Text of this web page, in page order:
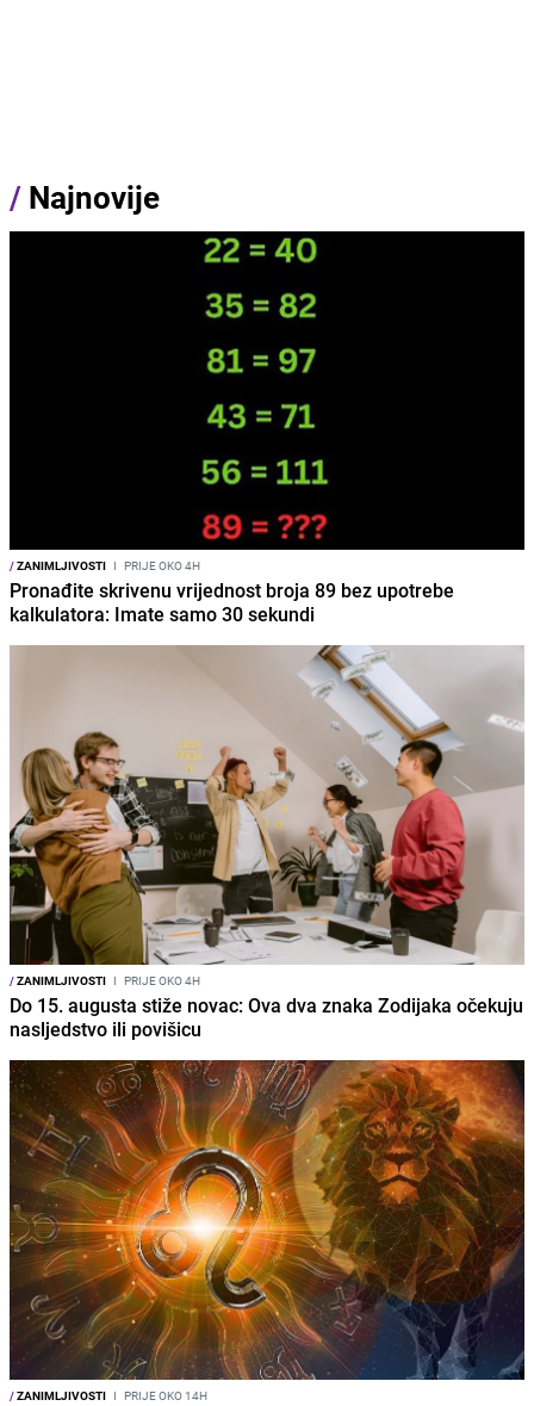
/ Najnovije
/ZANIMLJIVOSTI I PRIJE OKO 4H
Pronađite skrivenu vrijednost broja 89 bez upotrebe
kalkulatora: Imate samo 30 sekundi
/ZANIMLJIVOSTI I PRIJE OKO 4H
Do 15. augusta stiže novac: Ova dva znaka Zodijaka očekuju
nasljedstvo ili povišicu
/ZANIMLJIVOSTI I PRIJE OKO 14H